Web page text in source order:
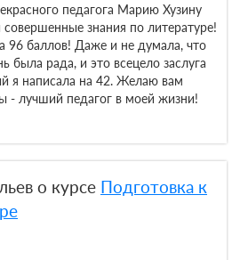
педагога Марию Хузину
совершенные знания по литературе!
96 баллов! Даже и не думала, что
была рада, и это всецело заслуга
я написала на 42. Желаю вам
- лучший педагог в моей жизни!
о курсе Подготовка к